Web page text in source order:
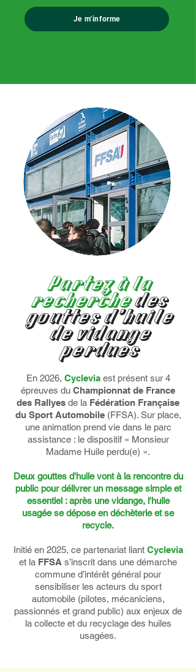
Je m'informe
Partez à la
recherchedes
gouttes d’huile
de vidange
perdues
En 2026, Cycleviaest présent sur 4
épreuves du Championnat de France
des Rallyes de la Fédération Française
du Sport Automobile(FFSA). Sur place,
une animation prend vie dans le parc
assistance : le dispositif « Monsieur
Madame Huile perdu(e) ».
Deux gouttes d'huile vont à la rencontre du
public pour délivrer un message simple et
essentiel : après une vidange, l'huile
usagée se dépose en déchèterie et se
recycle.
Initié en 2025, ce partenariat liant Cyclevia
et la FFSA s’inscrit dans une démarche
commune d’intérêt général pour
sensibiliser les acteurs du sport
automobile (pilotes, mécaniciens,
passionnés et grand public) aux enjeux de
la collecte et du recyclage des huiles
usagées.